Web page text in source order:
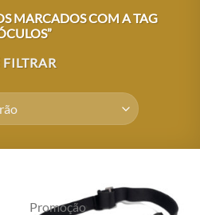
MARCADOS COM A TAG
FILTRAR
Promoção